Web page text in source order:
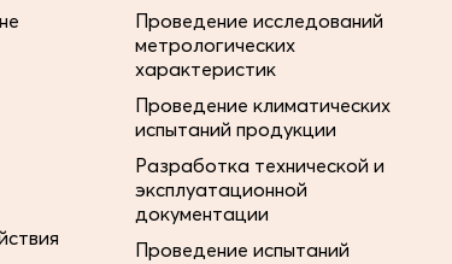
Проведение исследований
метрологических
характеристик
Проведение климатических
испытаний продукции
Разработка технической и
эксплуатационной
документации
Проведение испытаний